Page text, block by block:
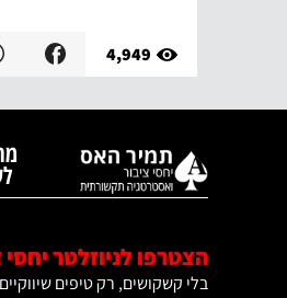
4,949
הצטרפו לניוזלטר יחסי
בלי קשקושים, רק טיפים